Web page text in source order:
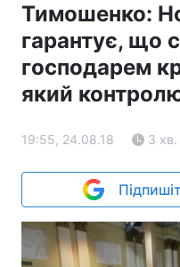
Тимошенко:
гарантує, що
господарем
який
19:55, 24.08.18 3 хв.